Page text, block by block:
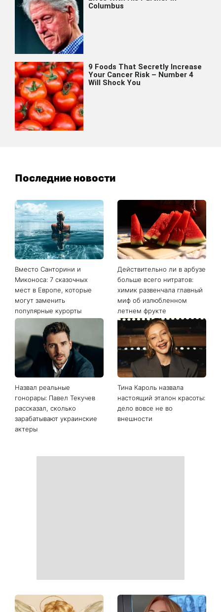
Последние новости
Вместо Санторини и
Миконоса: 7 сказочных
мест в Европе, которые
могут заменить
популярные курорты
Действительно ли в арбузе
больше всего нитратов:
химик развенчала главный
миф об излюбленном
летнем фрукте
Назвал реальные
гонорары: Павел Текучев
рассказал, сколько
зарабатывают украинские
актеры
Тина Кароль назвала
настоящий эталон красоты:
дело вовсе не во
внешности